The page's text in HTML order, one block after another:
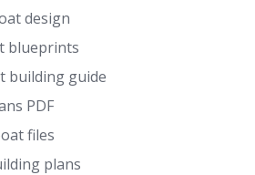
design
blueprints
building guide
PDF
files
plans